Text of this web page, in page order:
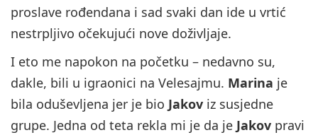
proslave rođendana i sad svaki dan ide u vrtić
nestrpljivo očekujući nove doživljaje.
I eto me napokon na početku – nedavno su,
dakle, bili u igraonici na Velesajmu. Marina je
bila oduševljena jer je bio Jakov iz susjedne
grupe. Jedna od teta rekla mi je da je Jakov pravi